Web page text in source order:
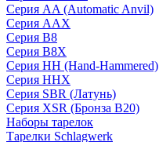
Серия AA (Automatic Anvil)
Серия AAX
Серия B8
Серия B8X
Серия HH (Hand-Hammered)
Серия HHX
Серия SBR (Латунь)
Серия XSR (Бронза B20)
Наборы тарелок
Тарелки Schlagwerk